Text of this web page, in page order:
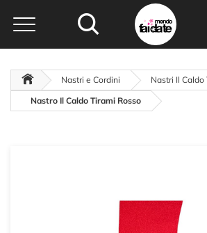
oltre
Nastri e Cordini
Nastri Il Caldo
Nastro Il Caldo Tirami Rosso